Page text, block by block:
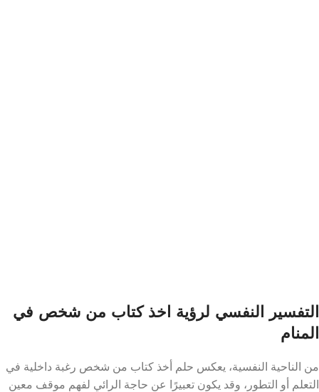
التفسير النفسي لرؤية اخذ كتاب من شخص في
المنام
من الناحية النفسية، يعكس حلم أخذ كتاب من شخص رغبة داخلية في
التعلم أو التطور، وقد يكون تعبيرًا عن حاجة الرائي لفهم موقف معين